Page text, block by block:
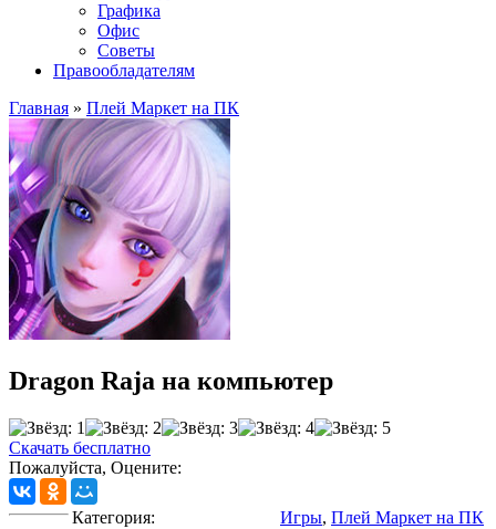
Графика
Офис
Советы
Правообладателям
Главная » Плей Маркет на ПК
Dragon Raja на компьютер
Скачать бесплатно
Пожалуйста, Оцените:
Категория: Игры, Плей Маркет на ПК